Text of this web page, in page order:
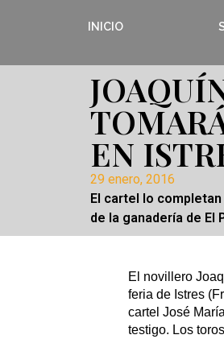
INICIO
EN
29 enero, 2016
El cartel lo
de la ganadería de El
El novillero
feria de Istres
cartel José
testigo. Los